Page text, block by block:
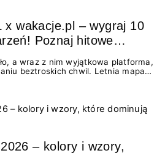
x wakacje.pl – wygraj 10
Poznaj hitowe
a wraz z nim wyjątkowa platforma,
beztroskich chwil. Letnia mapa
spontanicznych wyjazdów, przez
eksplorowanie i kolekcjonowanie
przygotowaliśmy coś absolutnie
z wakacje.pl oraz dawkę
– kolory i wzory,